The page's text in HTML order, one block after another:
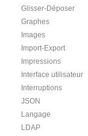
Glisser-Déposer
Graphes
Images
Import-Export
Impressions
Interface utilisateur
Interruptions
JSON
Langage
LDAP